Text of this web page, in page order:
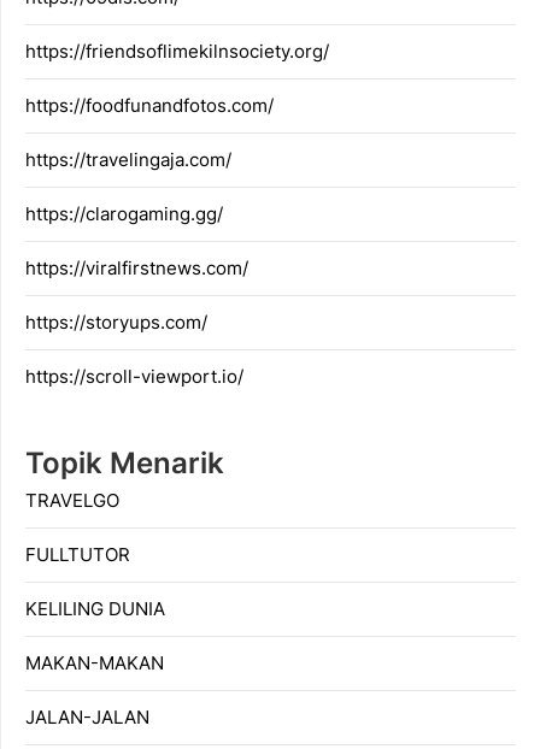
https://friendsoflimekilnsociety.org/
https://foodfunandfotos.com/
https://travelingaja.com/
https://clarogaming.gg/
https://viralfirstnews.com/
https://storyups.com/
https://scroll-viewport.io/
Topik Menarik
TRAVELGO
FULLTUTOR
KELILING DUNIA
MAKAN-MAKAN
JALAN-JALAN